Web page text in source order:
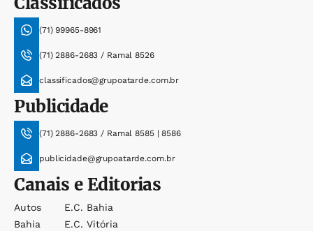
(71) 99965-8961
(71) 2886-2683 / Ramal 8526
classificados@grupoatarde.com.br
Publicidade
(71) 2886-2683 / Ramal 8585 | 8586
publicidade@grupoatarde.com.br
Canais e Editorias
Autos
Bahia
E.c. Bahia
E.c. Vitória